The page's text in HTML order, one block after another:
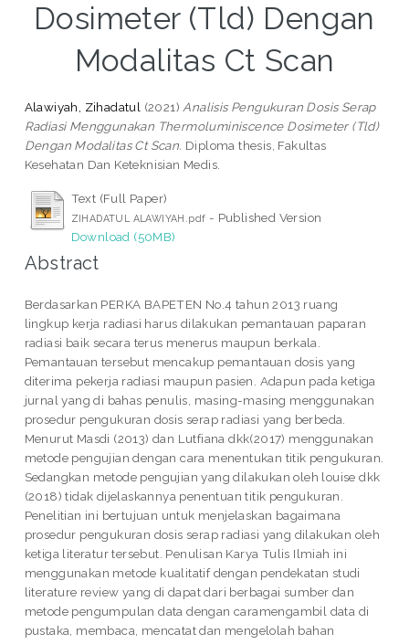
Dosimeter (Tld) Dengan
Modalitas Ct Scan
Alawiyah, Zihadatul (2021) Analisis Pengukuran Dosis Serap
Radiasi Menggunakan Thermoluminiscence Dosimeter (Tld)
Dengan Modalitas Ct Scan. Diploma thesis, Fakultas
Kesehatan Dan Keteknisian Medis.
Text (Full Paper)
ZIHADATUL ALAWIYAH.pdf - Published Version
Download (50MB)
Abstract
Berdasarkan PERKA BAPETEN No.4 tahun 2013 ruang
lingkup kerja radiasi harus dilakukan pemantauan paparan
radiasi baik secara terus menerus maupun berkala.
Pemantauan tersebut mencakup pemantauan dosis yang
diterima pekerja radiasi maupun pasien. Adapun pada ketiga
jurnal yang di bahas penulis, masing-masing menggunakan
prosedur pengukuran dosis serap radiasi yang berbeda.
Menurut Masdi (2013) dan Lutfiana dkk(2017) menggunakan
metode pengujian dengan cara menentukan titik pengukuran.
Sedangkan metode pengujian yang dilakukan oleh louise dkk
(2018) tidak dijelaskannya penentuan titik pengukuran.
Penelitian ini bertujuan untuk menjelaskan bagaimana
prosedur pengukuran dosis serap radiasi yang dilakukan oleh
ketiga literatur tersebut. Penulisan Karya Tulis Ilmiah ini
menggunakan metode kualitatif dengan pendekatan studi
literature review yang di dapat dari berbagai sumber dan
metode pengumpulan data dengan caramengambil data di
pustaka, membaca, mencatat dan mengelolah bahan